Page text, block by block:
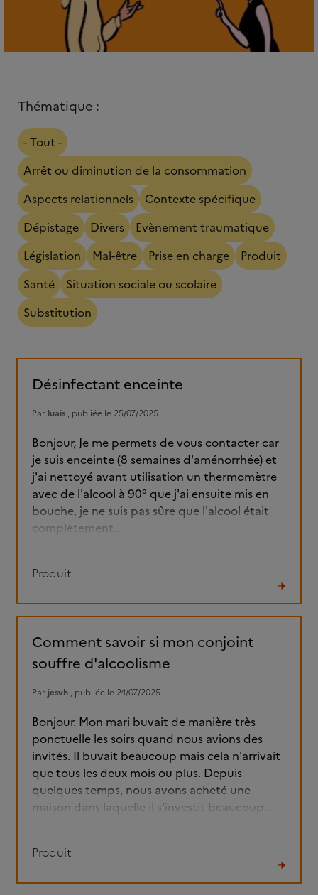
Thématique :
- Tout -
Arrêt ou diminution de la consommation
Aspects relationnels
Contexte spécifique
Dépistage
Divers
Evènement traumatique
Législation
Mal-être Prise en charge
Produit
Santé
Situation sociale ou scolaire
Substitution
Désinfectant enceinte
Par luais , publiée le 25/07/2025
Bonjour, Je me permets de vous contacter car
je suis enceinte (8 semaines d'aménorrhée) et
j'ai nettoyé avant utilisation un thermomètre
avec de l'alcool à 90° que j'ai ensuite mis en
bouche, je ne suis pas sûre que l'alcool était
complètement...
Produit
le
Comment savoir si mon conjoint
souffre d'alcoolisme
Par jesvh , publiée le 24/07/2025
Bonjour. Mon mari buvait de manière très
ponctuelle les soirs quand nous avions des
invités. Il buvait beaucoup mais cela n'arrivait
que tous les deux mois ou plus. Depuis
quelques temps, nous avons acheté une
maison dans laquelle il s'investit beaucoup...
Produit